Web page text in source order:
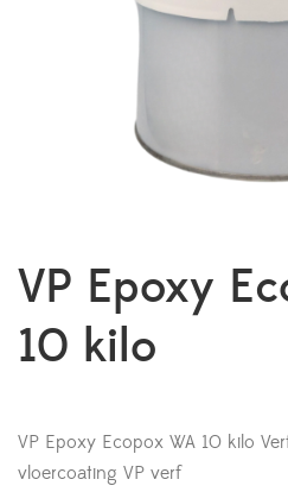
VP Epoxy
10 kilo
VP Epoxy Ecopox WA 10 kilo
vloercoating VP verf